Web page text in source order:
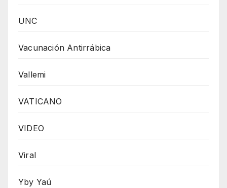
UNC
Vacunación Antirrábica
Vallemi
VATICANO
VIDEO
Viral
Yby Yaú